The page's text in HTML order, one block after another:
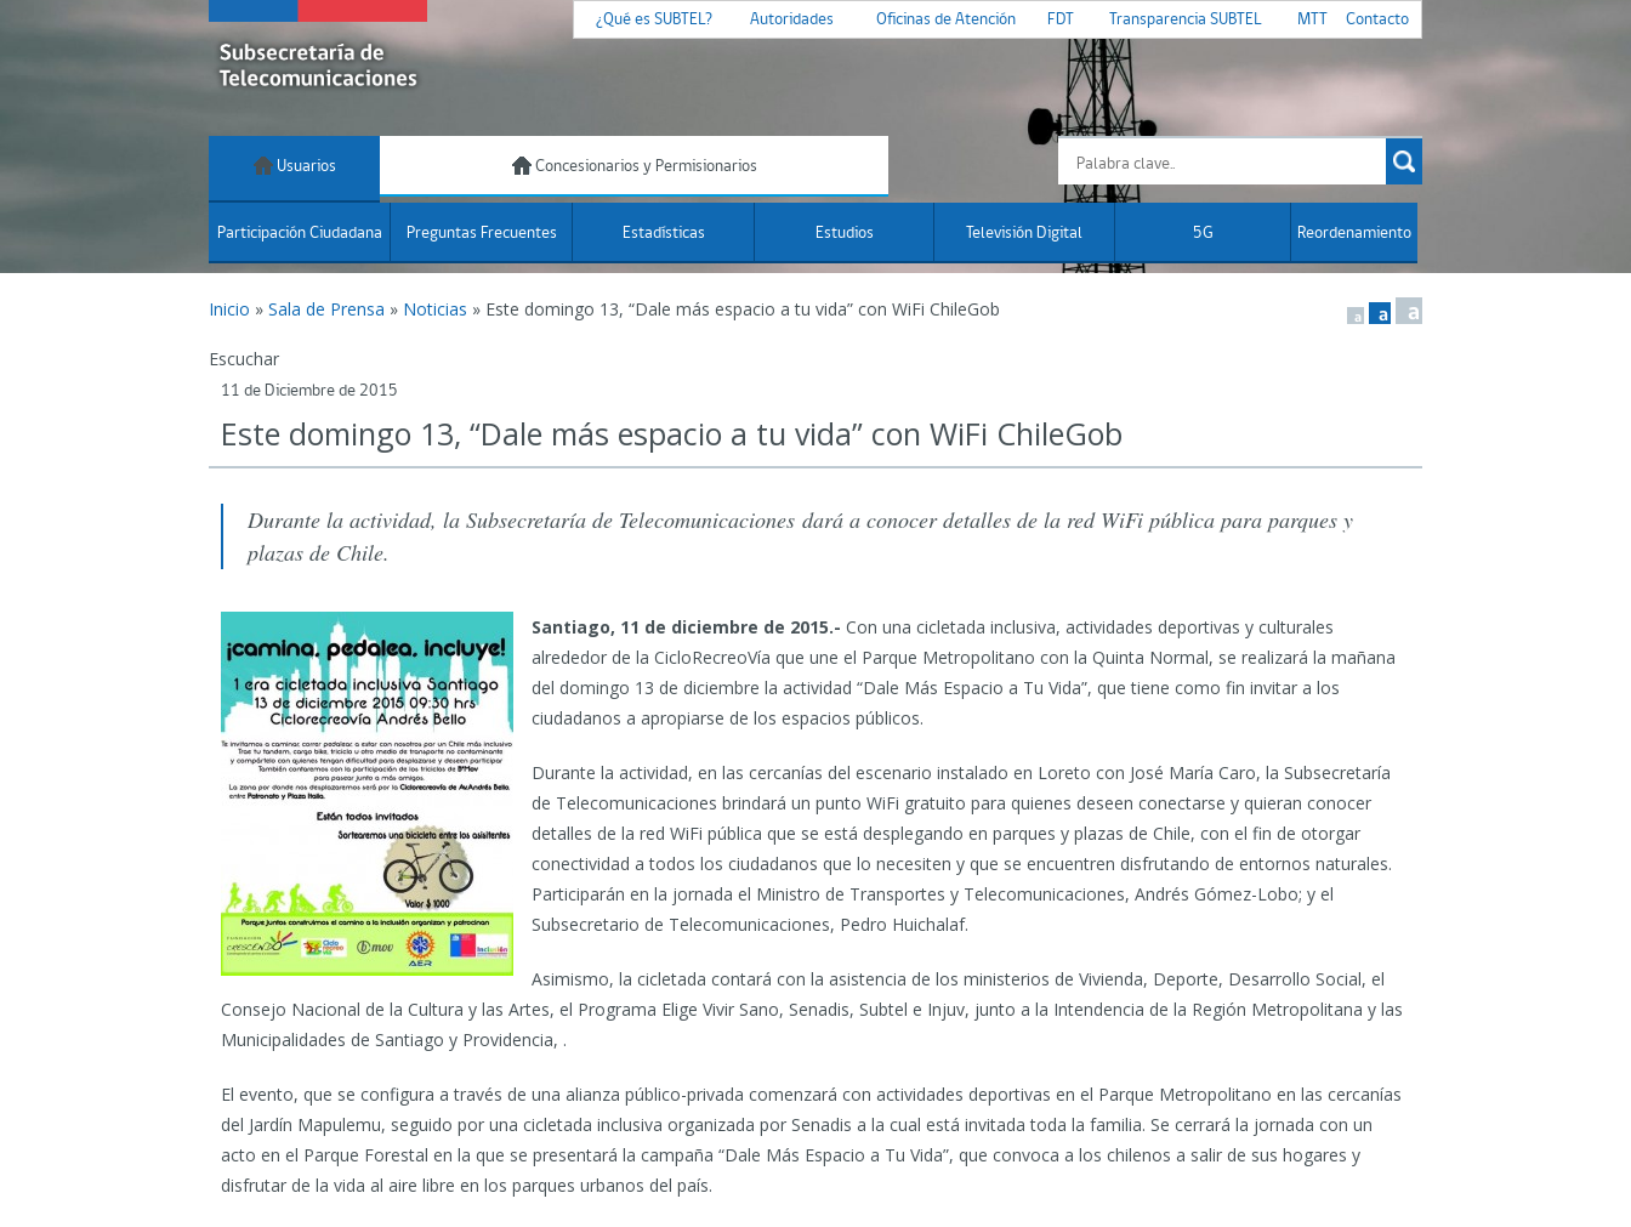
¿Qué es SUBTEL? Autoridades Oficinas de Atención FDT Transparencia SUBTEL MTT Contacto
Usuarios Concesionarios y Permisionarios
Participación Ciudadana Preguntas Frecuentes Estadísticas Estudios Televisión Digital 5G Reordenamiento
Inicio » Sala de Prensa » Noticias » Este domingo 13, “Dale más espacio a tu vida” con WiFi ChileGob a a a
Escuchar
11 de Diciembre de 2015
Este domingo 13, “Dale más espacio a tu vida” con WiFi ChileGob
Durante la actividad, la Subsecretaría de Telecomunicaciones dará a conocer detalles de la red WiFi pública para parques y
plazas de Chile.
Santiago, 11 de diciembre de 2015.- Con una cicletada inclusiva, actividades deportivas y culturales
alrededor de la CicloRecreoVía que une el Parque Metropolitano con la Quinta Normal, se realizará la mañana
del domingo 13 de diciembre la actividad “Dale Más Espacio a Tu Vida”, que tiene como fin invitar a los
ciudadanos a apropiarse de los espacios públicos.
Durante la actividad, en las cercanías del escenario instalado en Loreto con José María Caro, la Subsecretaría
de Telecomunicaciones brindará un punto WiFi gratuito para quienes deseen conectarse y quieran conocer
detalles de la red WiFi pública que se está desplegando en parques y plazas de Chile, con el fin de otorgar
conectividad a todos los ciudadanos que lo necesiten y que se encuentren disfrutando de entornos naturales.
Participarán en la jornada el Ministro de Transportes y Telecomunicaciones, Andrés Gómez-Lobo; y el
Subsecretario de Telecomunicaciones, Pedro Huichalaf.
Asimismo, la cicletada contará con la asistencia de los ministerios de Vivienda, Deporte, Desarrollo Social, el
Consejo Nacional de la Cultura y las Artes, el Programa Elige Vivir Sano, Senadis, Subtel e Injuv, junto a la Intendencia de la Región Metropolitana y las
Municipalidades de Santiago y Providencia, .
El evento, que se configura a través de una alianza público-privada comenzará con actividades deportivas en el Parque Metropolitano en las cercanías
del Jardín Mapulemu, seguido por una cicletada inclusiva organizada por Senadis a la cual está invitada toda la familia. Se cerrará la jornada con un
acto en el Parque Forestal en la que se presentará la campaña “Dale Más Espacio a Tu Vida”, que convoca a los chilenos a salir de sus hogares y
disfrutar de la vida al aire libre en los parques urbanos del país.